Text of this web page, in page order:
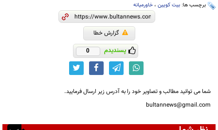
برچسب ها: بیت کویین ، خاورمیانه
گزارش خطا
پسندیدم 0
شما می توانید مطالب و تصاویر خود را به آدرس زیر ارسال فرمایید.
bultannews@gmail.com